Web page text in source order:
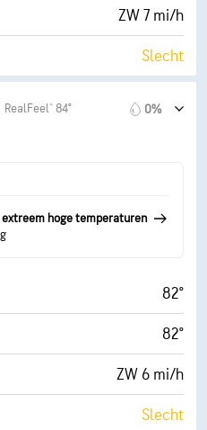
ZW 7 mi/h
Slecht
47° F
93%
10 mi
10300 ft
RealFeel® 84° 0%
hoge temperaturen
82°
82°
ZW 6 mi/h
Slecht